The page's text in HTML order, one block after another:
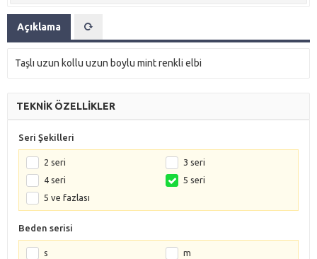
Açıklama
Taşlı uzun kollu uzun boylu mint renkli elbi
TEKNİK ÖZELLİKLER
Seri Şekilleri
2 seri
3 seri
4 seri
5 seri
5 ve fazlası
Beden serisi
s
m